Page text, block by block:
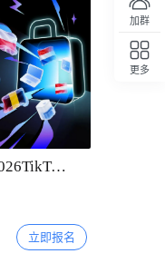
衫走红 375
231
画走红
TikTok
381
欧啦！爆单就在13国——2026TikTok Shop欧洲新势力峰会【青岛站】
立即报名
加群
更多